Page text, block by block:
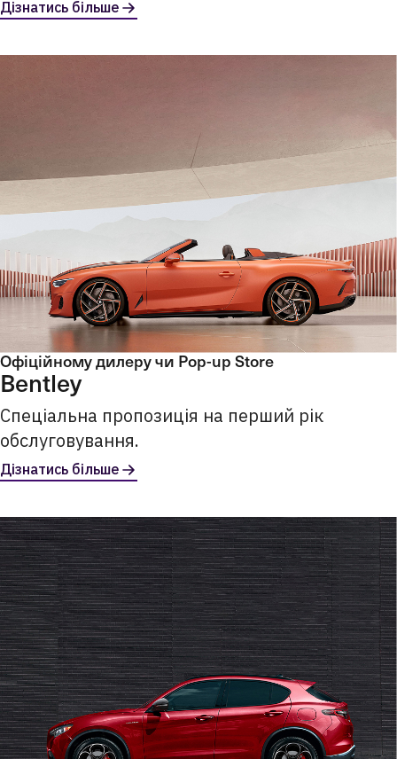
Дізнатись більше
Офіційному дилеру чи Pop-up Store
Bentley
Спеціальна пропозиція на перший рік
обслуговування.
Дізнатись більше